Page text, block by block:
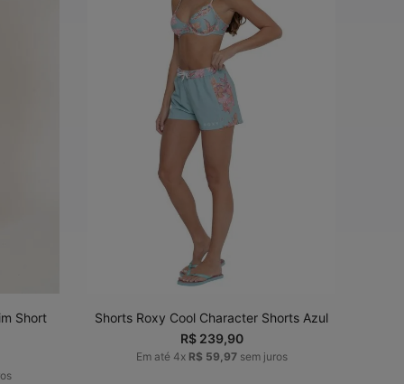
Short
M G
ADICIONAR AO
CARRINHO
Shorts Roxy Cool Character Shorts Azul
R$ 239,90
Em até 4x R$ 59,97sem juros